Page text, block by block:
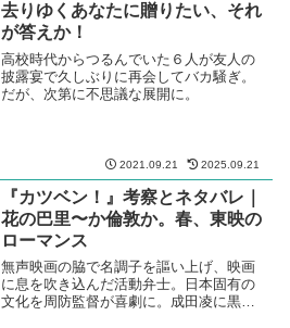
去りゆくあなたに贈りたい、それ
が答えか！
高校時代からつるんでいた６人が友人の
披露宴で久しぶりに再会してバカ騒ぎ。
だが、次第に不思議な展開に。
2021.09.21 2025.09.21
『カツベン！』考察とネタバレ｜
花の巴里〜か倫敦か。春、東映の
ローマンス
無声映画の脇で名調子を謳い上げ、映画
に息を吹き込んだ活動弁士。日本固有の
文化を周防監督が喜劇に。成田凌に黒島